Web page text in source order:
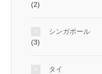
(2)
シンガポール
(3)
タイ